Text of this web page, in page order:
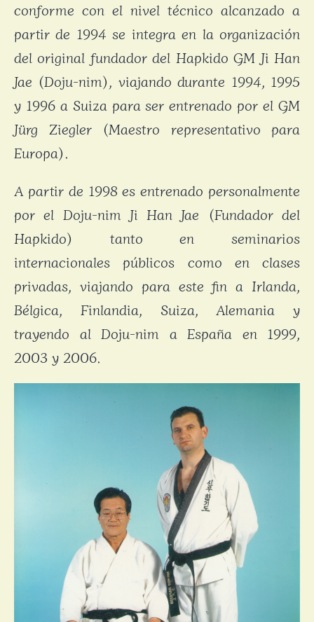
conforme con el nivel técnico alcanzado a
partir de 1994 se integra en la organización
del original fundador del Hapkido GM Ji Han
Jae (Doju-nim), viajando durante 1994, 1995
y 1996 a Suiza para ser entrenado por el GM
Jürg Ziegler (Maestro representativo para
Europa).
A partir de 1998 es entrenado personalmente
por el Doju-nim Ji Han Jae (Fundador del
Hapkido) tanto en seminarios
internacionales públicos como en clases
privadas, viajando para este fin a Irlanda,
Bélgica, Finlandia, Suiza, Alemania y
trayendo al Doju-nim a España en 1999,
2003 y 2006.